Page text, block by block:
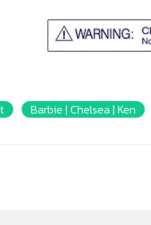
Barbie | Chelsea | Ken